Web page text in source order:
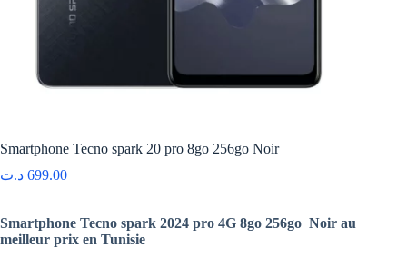
Smartphone Tecno spark 20 pro 8go 256go Noir
699.00 د.ت
Smartphone Tecno spark 2024 pro 4G 8go 256go Noir au
meilleur prix en Tunisie